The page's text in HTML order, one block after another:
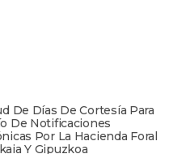
De Días De Cortesía Para
De Notificaciones
Por La Hacienda Foral
Y Gipuzkoa